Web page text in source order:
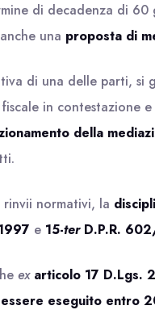
di decadenza di
una proposta di
di una delle parti, si
in contestazione
della
normativi, la
e 15-terD.P.R.
ex articolo 17 D.Lgs.
eseguito entro